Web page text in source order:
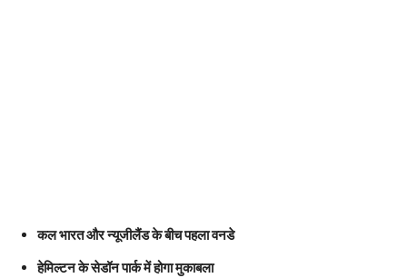
कल भारत और न्यूजीलैंड के बीच पहला वनडे
हेमिल्टन के सेडॉन पार्क में होगा मुकाबला